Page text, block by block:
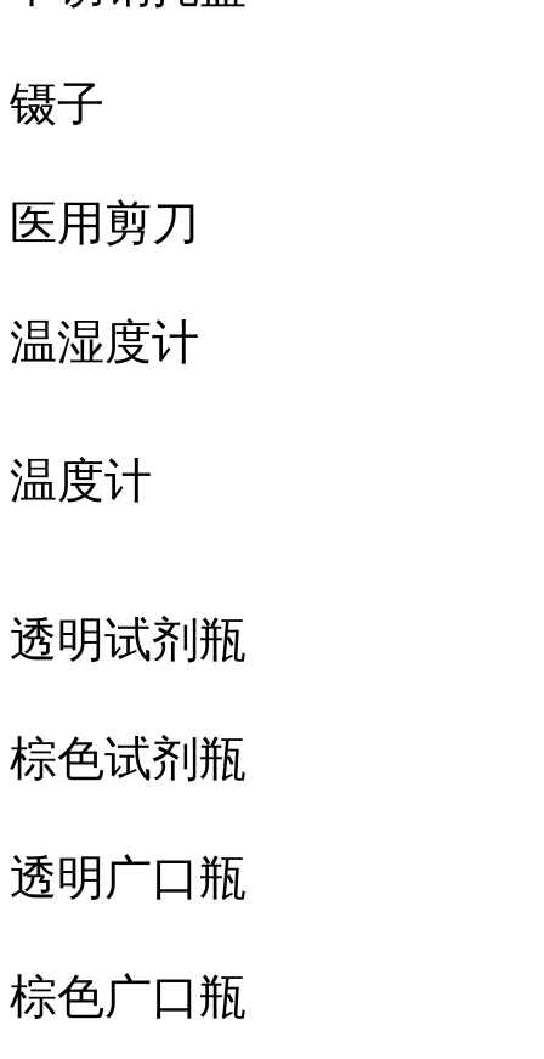
镊子
医用剪刀
温湿度计
温度计
透明试剂瓶
棕色试剂瓶
透明广口瓶
棕色广口瓶